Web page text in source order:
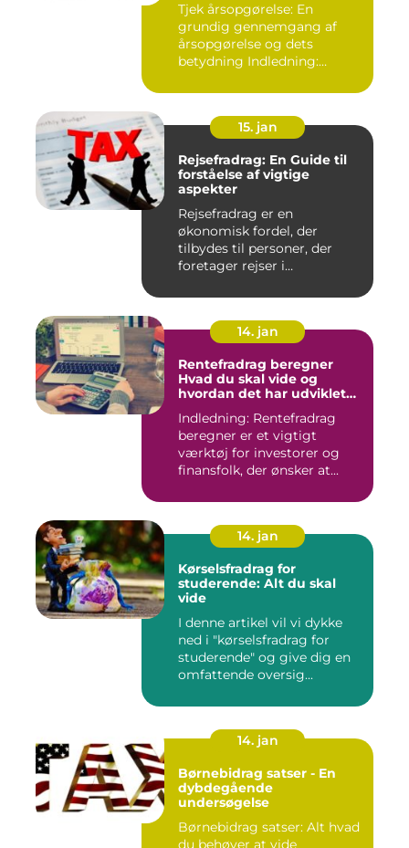
Tjek årsopgørelse: En
grundig gennemgang af
årsopgørelse og dets
betydning Indledning:
15. jan
Rejsefradrag: En Guide til
forståelse af vigtige
aspekter
Rejsefradrag er en
økonomisk fordel, der
tilbydes til personer, der
foretager rejser i
14. jan
Rentefradrag beregner
Hvad du skal vide og
hvordan det har udviklet
Indledning: Rentefradrag
beregner er et vigtigt
værktøj for investorer og
finansfolk, der ønsker at...
14. jan
Kørselsfradrag for
studerende: Alt du skal
vide
I denne artikel vil vi dykke
ned i "kørselsfradrag for
studerende" og give dig en
omfattende oversig...
14. jan
Børnebidrag satser - En
dybdegående
undersøgelse
Børnebidrag satser: Alt hvad
du behøver at vide